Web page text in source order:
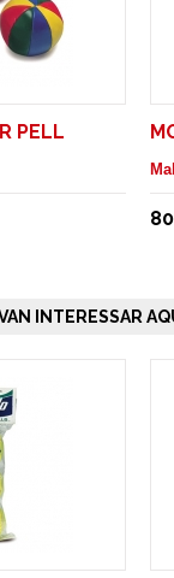
PELL
INTERESSAR